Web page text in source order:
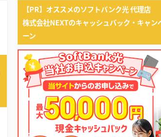
【PR】オススメのソフトバンク光 代理店
株式会社NEXTのキャッシュバック・キャン
ーン